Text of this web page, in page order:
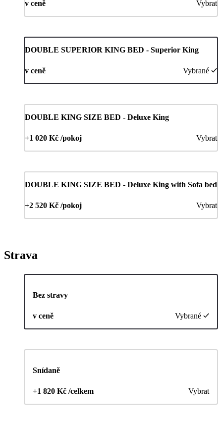
v ceně Vybrat
DOUBLE SUPERIOR KING BED - Superior King
v ceně Vybrané
DOUBLE KING SIZE BED - Deluxe King
+1 020 Kč /pokoj Vybrat
DOUBLE KING SIZE BED - Deluxe King with Sofa bed
+2 520 Kč /pokoj Vybrat
Strava
Bez stravy
v ceně Vybrané
Snídaně
+1 820 Kč /celkem Vybrat